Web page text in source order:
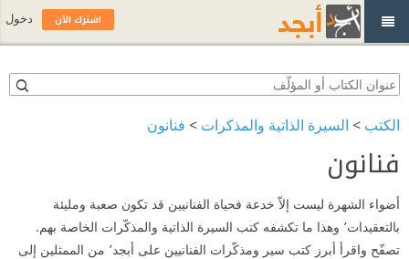
الكتب > السيرة الذاتية والمذكرات > فنانون
فنانون
أضواء الشهرة ليست إلاّ خدعة فحياة الفنانيين قد تكون صعبة ومليئة
بالتعقيدات٬ وهذا ما تكشفه كتب السيرة الذاتية والمذكّرات الخاصة بهم.
تصفّح واقرأ أبرز كتب سير ومذكّرات الفنانيين على أبجد٬ من الممثلين إلى
اشترك الآن دخول